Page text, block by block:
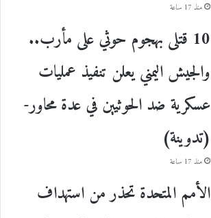
منذ 17 ساعة
10 قتلى بهجوم حوثي على مأرب..
والجيش اليمني يعلن تنفيذ عمليات
عسكرية ضد الحوثيين في عدة محاور-
(تدوينة)
منذ 17 ساعة
الأمم المتحدة تحذر من استهداف